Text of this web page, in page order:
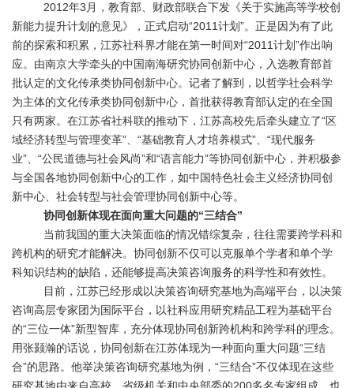
2012年3月，教育部、财政部联合下发《关于实施高等学校创
新能力提升计划的意见》，正式启动“2011计划”。正是因为有了此
前的探索和积累，江苏社科界才能在第一时间对“2011计划”作出响
应。由南京大学牵头的中国南海研究协同创新中心，入选教育部首
批认定的文化传承类协同创新中心。记者了解到，以哲学社会科学
为主体的文化传承类协同创新中心，首批获得教育部认定的在全国
只有两家。在江苏省社科联的推动下，江苏高校先后牵头建立了“区
域经济转型与管理变革”、“基础教育人才培养模式”、“现代服务
业”、“公民道德与社会风尚”和“语言能力”等协同创新中心，并积极参
与全国各地协同创新中心的工作，如中国特色社会主义经济协同创
新中心、社会转型与社会管理协同创新中心等。
协同创新体现在面向重大问题的“三结合”
当前我国的重大决策面临的情况错综复杂，往往需要跨学科和
跨机构的研究才能解决。协同创新不仅可以克服单个学者和单个学
科知识结构的缺陷，还能够提高决策咨询服务的科学性和有效性。
目前，江苏已经形成以决策咨询研究基地为高端平台，以决策
咨询高层专家团为国际平台，以社科应用研究精品工程为基础平台
的“三位一体”新型智库，充分体现协同创新跨机构和跨学科的理念。
用张颢瀚的话说，协同创新在江苏体现为一种面向重大问题“三结
合”的思路。他举决策咨询研究基地为例，“三结合”不仅体现在这些